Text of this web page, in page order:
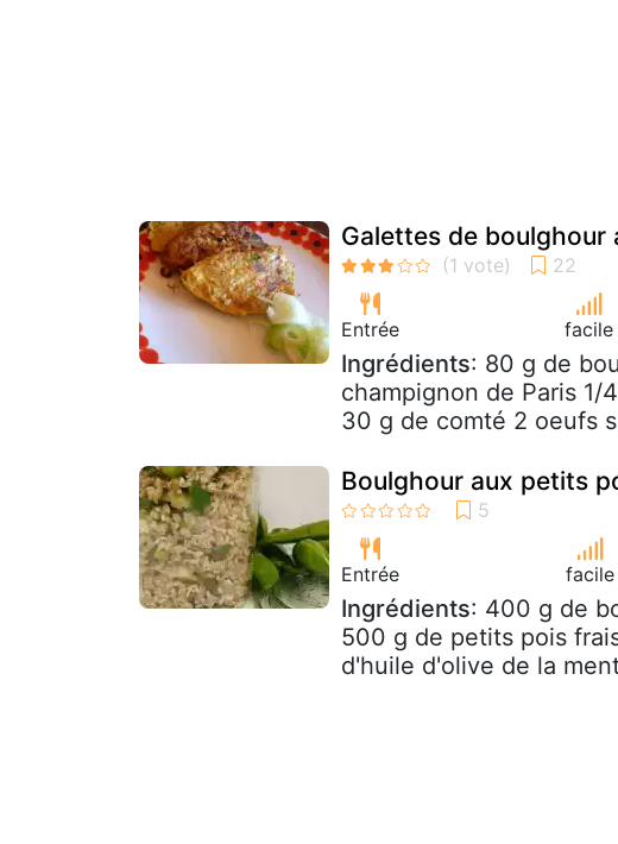
Galettes de boulghour
Entrée facile
Ingrédients: 80 g de
champignon de Paris
30 g de comté 2 oeufs
Boulghour aux petits
Entrée facile
Ingrédients: 400 g de
500 g de petits pois
d'huile d'olive de la